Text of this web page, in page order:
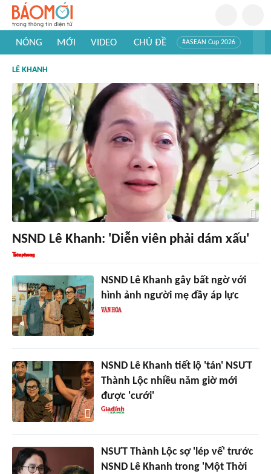
NÓNG MỚI VIDEO CHỦ ĐỀ #ASEAN Cup 2026
#Khám phá thế giới
LÊ KHANH
NSND Lê Khanh: 'Diễn viên phải dám xấu'
NSND Lê Khanh gây bất ngờ với
hình ảnh người mẹ đầy áp lực
NSND Lê Khanh tiết lộ 'tán' NSƯT
Thành Lộc nhiều năm giờ mới
được 'cưới'
NSƯT Thành Lộc sợ 'lép vế' trước
NSND Lê Khanh trong 'Một Thời